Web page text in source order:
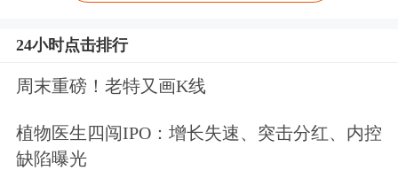
从居民收入持续增长，社会保障制度完
善、增加持续的服务供给能力等多方面
发力。
24小时点击排行
周末重磅！老特又画K线
植物医生四闯IPO：增长失速、突击分红、内控
缺陷曝光